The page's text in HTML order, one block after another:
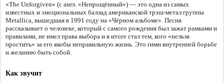
«The Unforgiven» (с англ. «Непрощённый») — это одна из самых
известных и эмоциональных баллад американской трэш-метал группы
Metallica, вышедшая в 1991 году на «Чёрном альбоме». Песня
рассказывает о человеке, который с самого рождения был зажат рамками и
правилами, не имел права выбора и в итоге стал тем, кого «нельзя
простить» за его якобы неправильную жизнь. Это гимн внутренней борьбе
и желанию быть собой.
Как звучит